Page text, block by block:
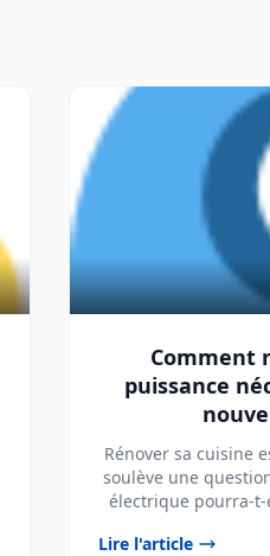
Comment
puissance
Rénover sa cuisine
soulève une
électrique pourra-
Lire l'article